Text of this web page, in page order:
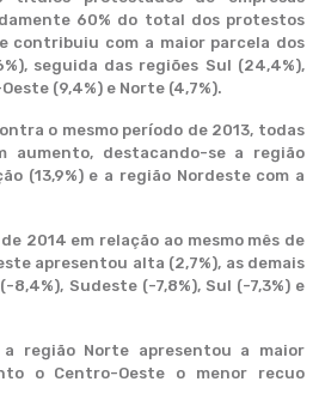
60% do total dos protestos
contribuiu com a maior parcela dos
seguida das regiões Sul (24,4%),
(9,4%) e Norte (4,7%).
o mesmo período de 2013, todas
aumento, destacando-se a região
(13,9%) e a região Nordeste com a
2014 em relação ao mesmo mês de
apresentou alta (2,7%), as demais
Sudeste (-7,8%), Sul (-7,3%) e
a região Norte apresentou a maior
o Centro-Oeste o menor recuo